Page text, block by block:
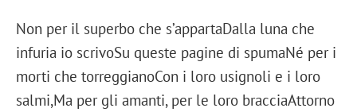
Non per il superbo che s’appartaDalla luna che
infuria io scrivoSu queste pagine di spumaNé per i
morti che torreggianoCon i loro usignoli e i loro
salmi,Ma per gli amanti, per le loro bracciaAttorno